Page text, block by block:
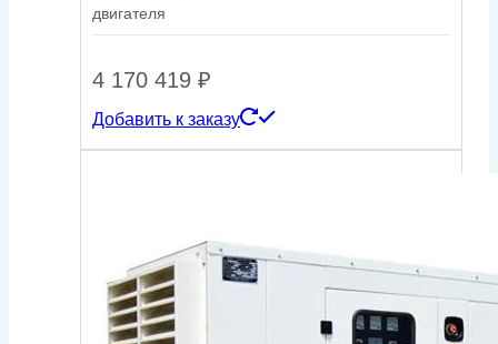
двигателя
4 170 419 ₽
Добавить к заказу